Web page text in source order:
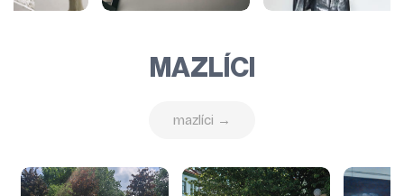
MAZLÍCI
mazlíci →